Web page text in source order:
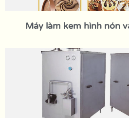
Máy làm kem hình nón